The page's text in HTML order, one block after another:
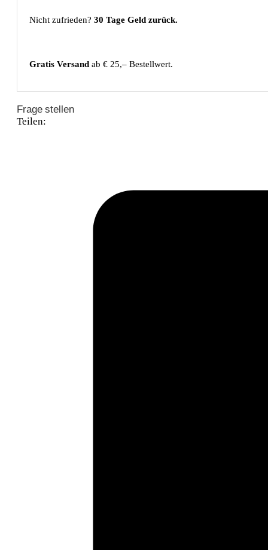
Nicht zufrieden? 30 Tage Geld zurück.
Gratis Versand ab € 25,– Bestellwert.
Frage stellen
Teilen: